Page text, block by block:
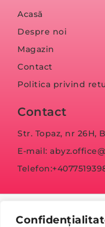
Acasă
Despre noi
Magazin
Contact
Politica privind
Contact
Str. Topaz, nr 26H,
E-mail: